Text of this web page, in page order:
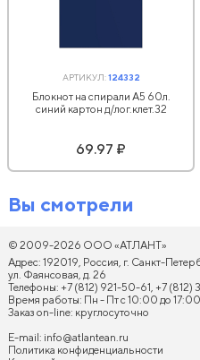
АРТИКУЛ:124332
Блокнот на спирали А5 60л.
синий картон д/лог.клет.32
69.97 ₽
Вы смотрели
© 2009-2026 ООО «АТЛАНТ»
Адрес: 192019, Россия, г. Санкт-
ул. Фаянсовая, д. 26
Телефоны: +7 (812) 921-50-61, +7
Время работы: Пн - Пт с 10:00 до 17:00
Заказ on-line: круглосуточно
E-mail: info@atlantean.ru
Политика конфиденциальности